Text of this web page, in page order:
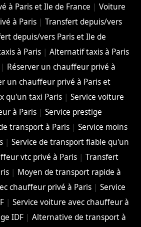
à Paris et Ile de France |Voiture
à Paris| Transfert depuis/vers
depuis/vers Paris et Ile de
à Paris |Alternatif taxis à Paris
| Réserver un chauffeur privé à
un chauffeur privé à Paris et
qu'un taxi Paris |Service voiture
à Paris| Service prestige
transport à Paris |Service moins
| Service de transport fiable qu'un
vtc privé à Paris| Transfert
| Moyen de transport rapide à
chauffeur privé à Paris |Service
| Service voiture avec chauffeur à
IDF| Alternative de transport à